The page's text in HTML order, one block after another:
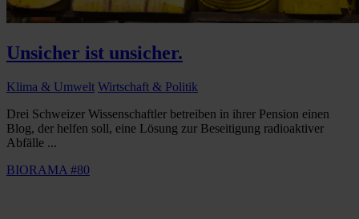
Unsicher ist unsicher.
Klima & Umwelt Wirtschaft & Politik
Drei Schweizer Wissenschaftler betreiben in ihrer Pension einen
Blog, der helfen soll, eine Lösung zur Beseitigung radioaktiver
Abfälle ...
BIORAMA #80